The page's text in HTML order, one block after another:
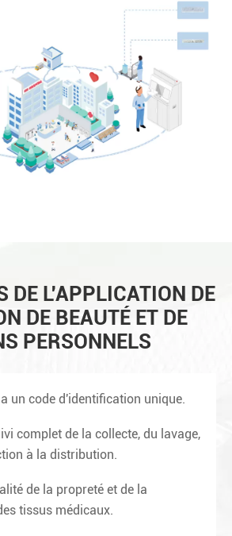
DE L'APPLICATION DE
DE BEAUTÉ ET DE
PERSONNELS
un code d'identification unique.
complet de la collecte, du lavage,
à la distribution.
de la propreté et de la
tissus médicaux.